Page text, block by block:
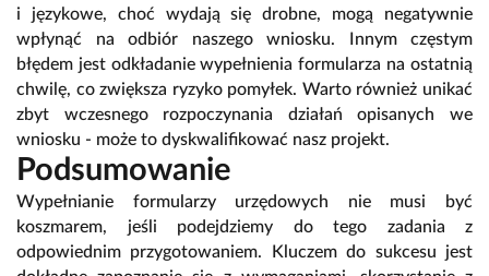
i językowe, choć wydają się drobne, mogą negatywnie
wpłynąć na odbiór naszego wniosku. Innym częstym
błędem jest odkładanie wypełnienia formularza na ostatnią
chwilę, co zwiększa ryzyko pomyłek. Warto również unikać
zbyt wczesnego rozpoczynania działań opisanych we
wniosku - może to dyskwalifikować nasz projekt.
Podsumowanie
Wypełnianie formularzy urzędowych nie musi być
koszmarem, jeśli podejdziemy do tego zadania z
odpowiednim przygotowaniem. Kluczem do sukcesu jest